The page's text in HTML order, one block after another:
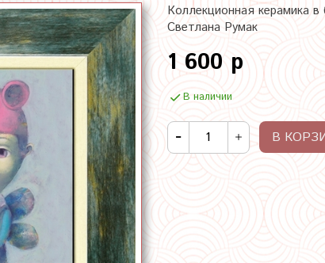
Коллекционная керамика в
Светлана Румак
1 600 р
В наличии
В